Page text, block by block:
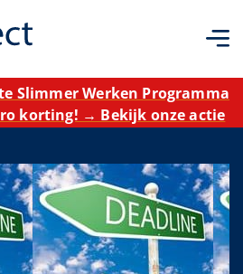
Slimmer Werken Programma
korting! → Bekijk onze actie